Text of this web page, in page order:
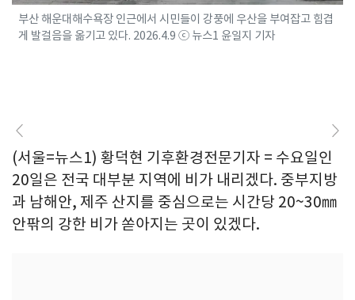
부산 해운대해수욕장 인근에서 시민들이 강풍에 우산을 부여잡고 힘겹
게 발걸음을 옮기고 있다. 2026.4.9 ⓒ 뉴스1 윤일지 기자
(서울=뉴스1) 황덕현 기후환경전문기자 = 수요일인
20일은 전국 대부분 지역에 비가 내리겠다. 중부지방
과 남해안, 제주 산지를 중심으로는 시간당 20~30㎜
안팎의 강한 비가 쏟아지는 곳이 있겠다.